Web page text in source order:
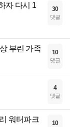
자 다시 1
30
댓글
부린 가족 10
댓글
4
댓글
워터파크
10